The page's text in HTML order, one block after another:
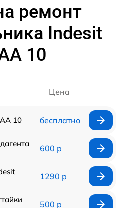
ремонт
Indesit
10
Цена
10 бесплатно
600 р
1290 р
500 р